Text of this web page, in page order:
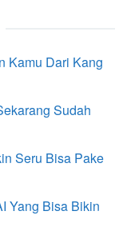
Kamu Dari Kang
Sudah
Seru Bisa Pake
Yang Bisa Bikin